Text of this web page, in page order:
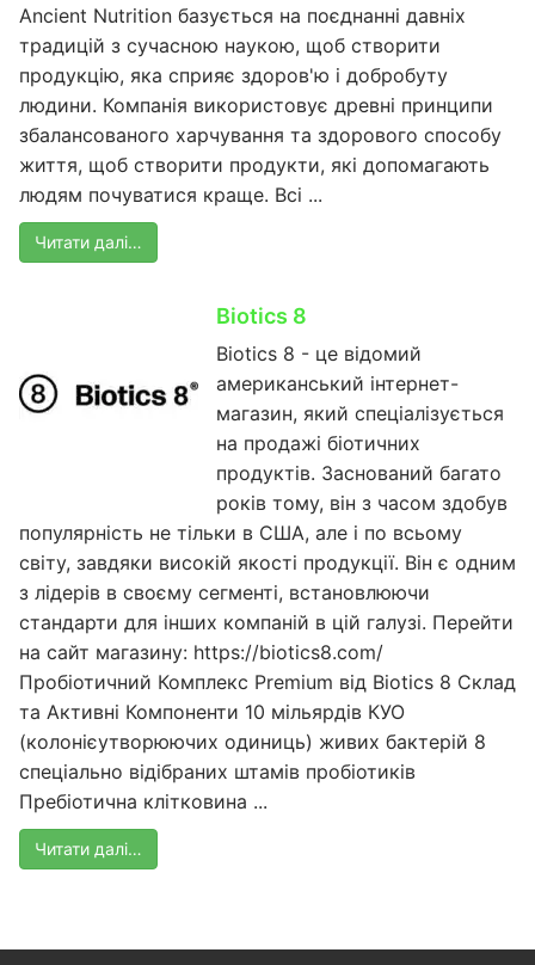
Ancient Nutrition базується на поєднанні давніх
традицій з сучасною наукою, щоб створити
продукцію, яка сприяє здоров'ю і добробуту
людини. Компанія використовує древні принципи
збалансованого харчування та здорового способу
життя, щоб створити продукти, які допомагають
людям почуватися краще. Всі ...
Читати далі…
Biotics 8
Biotics 8 - це відомий
американський інтернет-
магазин, який спеціалізується
на продажі біотичних
продуктів. Заснований багато
років тому, він з часом здобув
популярність не тільки в США, але і по всьому
світу, завдяки високій якості продукції. Він є одним
з лідерів в своєму сегменті, встановлюючи
стандарти для інших компаній в цій галузі. Перейти
на сайт магазину: https://biotics8.com/
Пробіотичний Комплекс Premium від Biotics 8 Склад
та Активні Компоненти 10 мільярдів КУО
(колонієутворюючих одиниць) живих бактерій 8
спеціально відібраних штамів пробіотиків
Пребіотична клітковина ...
Читати далі…